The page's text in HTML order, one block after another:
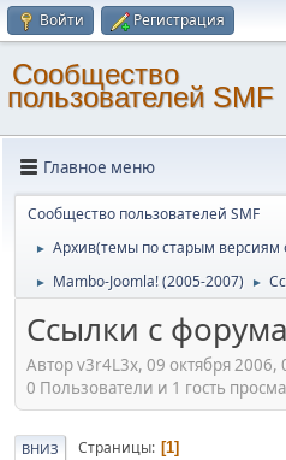
Войти Регистрация
Cообщество
пользователей SMF
Главное меню
Cообщество пользователей SMF
► Архив(темы по старым версиям
► Mambo-Joomla! (2005-2007) ►
Ссылки с форума
Автор v3r4L3x, 09 октября 2006,
0 Пользователи и 1 гость
ВНИЗ Страницы 1